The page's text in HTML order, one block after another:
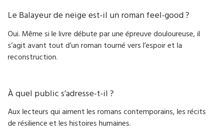
Le Balayeur de neige est-il un roman feel-good ?
Oui. Même si le livre débute par une épreuve douloureuse, il
s’agit avant tout d’un roman tourné vers l’espoir et la
reconstruction.
À quel public s’adresse-t-il ?
Aux lecteurs qui aiment les romans contemporains, les récits
de résilience et les histoires humaines.